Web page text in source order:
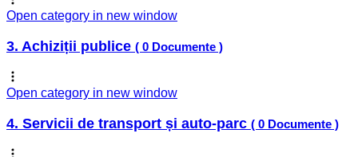
Open category in new window
3. Achiziții publice ( 0 Documente )
Open category in new window
4. Servicii de transport și auto-parc ( 0 Documente )